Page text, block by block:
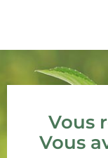
Vous
Vous